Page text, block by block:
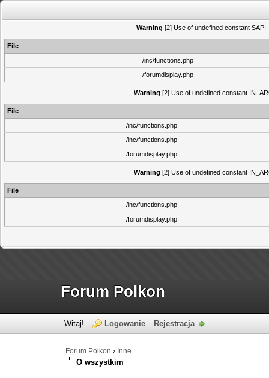
Warning [2] Use of undefined constant
File
/inc/functions.php
/forumdisplay.php
Warning [2] Use of undefined constant
File
/inc/functions.php
/inc/functions.php
/forumdisplay.php
Warning [2] Use of undefined constant
File
/inc/functions.php
/forumdisplay.php
Forum Polkon
Witaj! Logowanie Rejestracja
Forum Polkon › Inne
O wszystkim